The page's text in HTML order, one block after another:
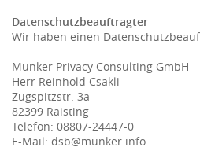
Datenschutzbeauftragter
Wir haben einen
Munker Privacy Consulting GmbH
Herr Reinhold Csakli
Zugspitzstr. 3a
82399 Raisting
Telefon: 08807-24447-0
E-Mail: dsb@munker.info